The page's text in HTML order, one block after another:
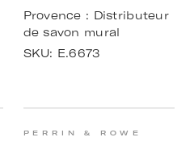
Provence : Distributeur
de savon mural
SKU: E.6673
PERRIN & ROWE